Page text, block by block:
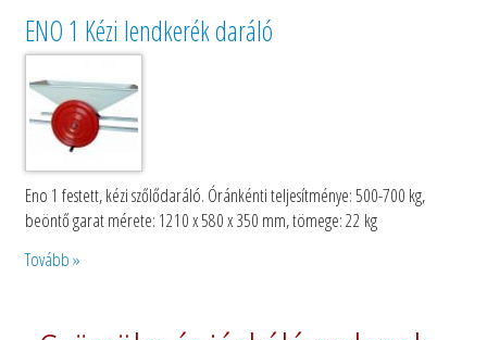
ENO 1 Kézi lendkerék daráló
Eno 1 festett, kézi szőlődaráló. Óránkénti teljesítménye: 500-700 kg,
beöntő garat mérete: 1210 x 580 x 350 mm, tömege: 22 kg
Tovább »